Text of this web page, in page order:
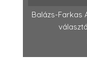
Balázs-Farkas